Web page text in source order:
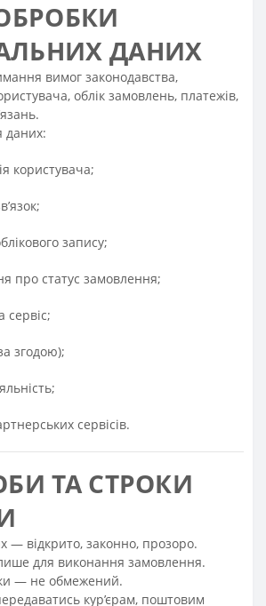
ДАНИХ
вимог законодавства,
облік замовлень, платежів,
даних:
користувача;
запису;
про статус замовлення;
сервіс;
згодою);
сервісів.
ТА СТРОКИ
— відкрито, законно, прозоро.
для виконання замовлення.
— не обмежений.
кур’єрам, поштовим